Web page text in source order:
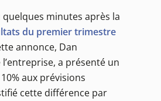
minutes après la
du premier trimestre
annonce, Dan
l’entreprise, a présenté un
aux prévisions
cette différence par